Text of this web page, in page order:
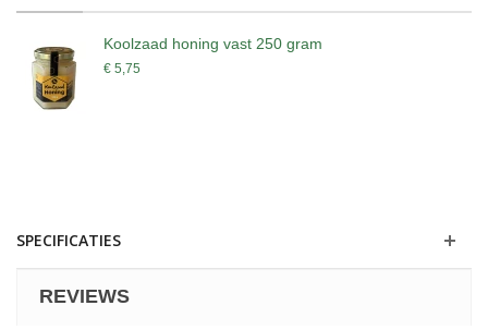
Koolzaad honing vast 250 gram
€ 5,75
SPECIFICATIES
REVIEWS